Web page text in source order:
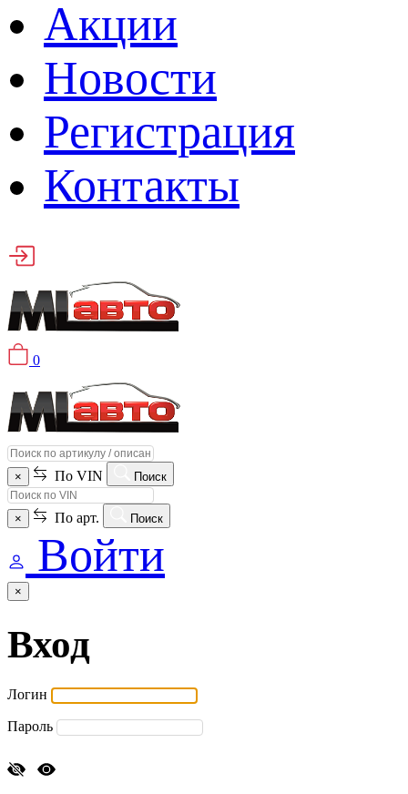
Акции
Новости
Регистрация
Контакты
0
× По VIN Поиск
× По арт. Поиск
Войти
×
Вход
Логин
Пароль